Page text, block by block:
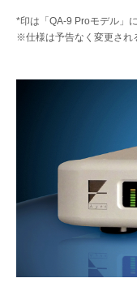
*印は「QA-9 Proモデル」
※仕様は予告なく変更され